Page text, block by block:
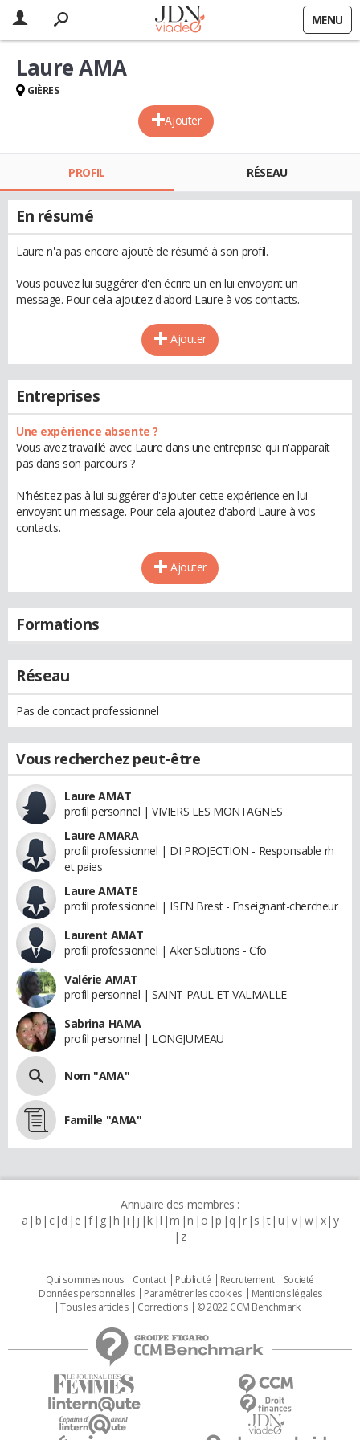
MENU
Ajouter
Laure AMA
GIÈRES
PROFIL RÉSEAU
En résumé
Laure n'a pas encore ajouté de résumé à son profil.
Vous pouvez lui suggérer d'en écrire un en lui envoyant un
message. Pour cela ajoutez d'abord Laure à vos contacts.
Ajouter
Entreprises
Une expérience absente ?
Vous avez travaillé avec Laure dans une entreprise qui n'apparaît
pas dans son parcours ?
N'hésitez pas à lui suggérer d'ajouter cette expérience en lui
envoyant un message. Pour cela ajoutez d'abord Laure à vos
contacts.
Ajouter
Formations
Réseau
Pas de contact professionnel
Vous recherchez peut-être
Laure AMAT
profil personnel | VIVIERS LES MONTAGNES
Laure AMARA
profil professionnel | DI PROJECTION - Responsable rh
et paies
Laure AMATE
profil professionnel | ISEN Brest - Enseignant-chercheur
Laurent AMAT
profil professionnel | Aker Solutions - Cfo
Valérie AMAT
profil personnel | SAINT PAUL ET VALMALLE
Sabrina HAMA
profil personnel | LONGJUMEAU
Nom "AMA"
Famille "AMA"
Annuaire des membres :
a b c d e f g h i j k l m n o p q r s t u v w x y
z
Qui sommes nous Contact Publicité Recrutement
Societé
Données personnelles
Paramétrer les cookies
Mentions légales
Tous les articles
Corrections © 2022 CCM Benchmark